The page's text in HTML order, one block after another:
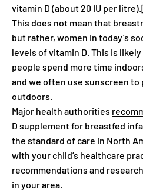
vitamin D (about 20 IU per
This does not mean that
but rather, women in today’s
levels of vitamin D. This is
people spend more time
and we often use sunscreen
outdoors.
Major health authorities
D supplement for breastfed
the standard of care in North
with your child’s healthcare
recommendations and
in your area.